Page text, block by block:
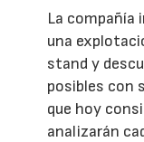
La compañía
una
stand y
posibles con
que hoy
analizarán